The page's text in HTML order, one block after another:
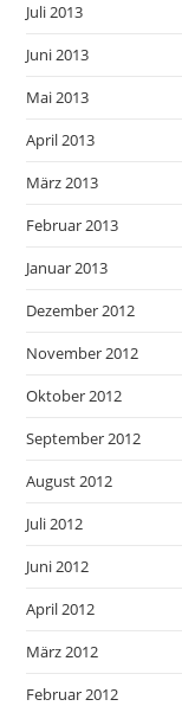
Juli 2013
Juni 2013
Mai 2013
April 2013
März 2013
Februar 2013
Januar 2013
Dezember 2012
November 2012
Oktober 2012
September 2012
August 2012
Juli 2012
Juni 2012
April 2012
März 2012
Februar 2012